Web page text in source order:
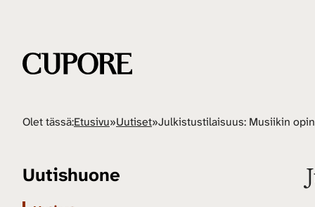
Olet tässä:Etusivu»Uutiset»
Uutishuone